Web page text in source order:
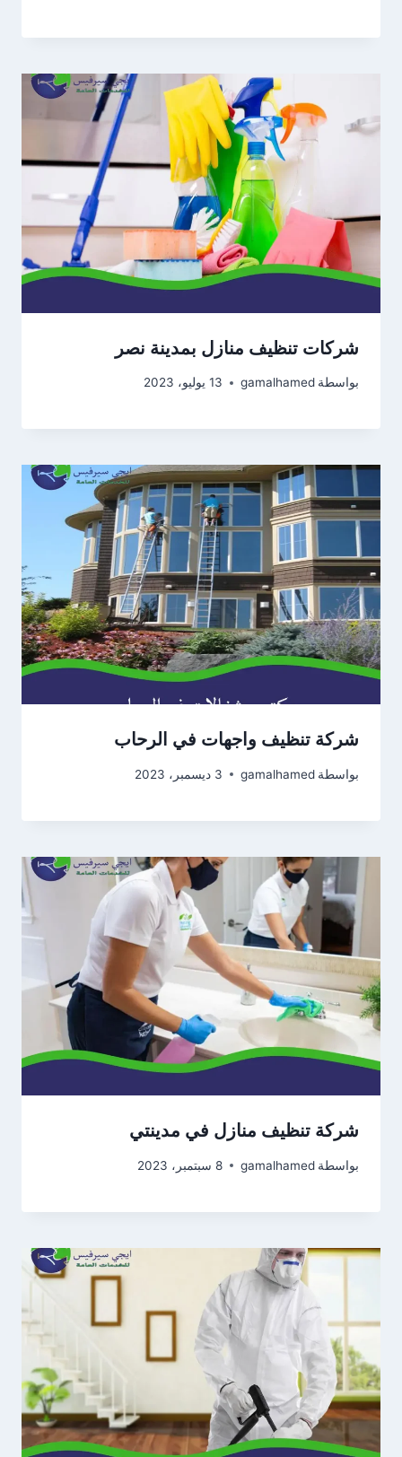
شركات تنظيف منازل بمدينة نصر
بواسطة gamalhamed 13 يوليو، 2023
شركة تنظيف واجهات في الرحاب
بواسطة gamalhamed 3 ديسمبر، 2023
شركة تنظيف منازل في مدينتي
بواسطة gamalhamed 8 سبتمبر، 2023